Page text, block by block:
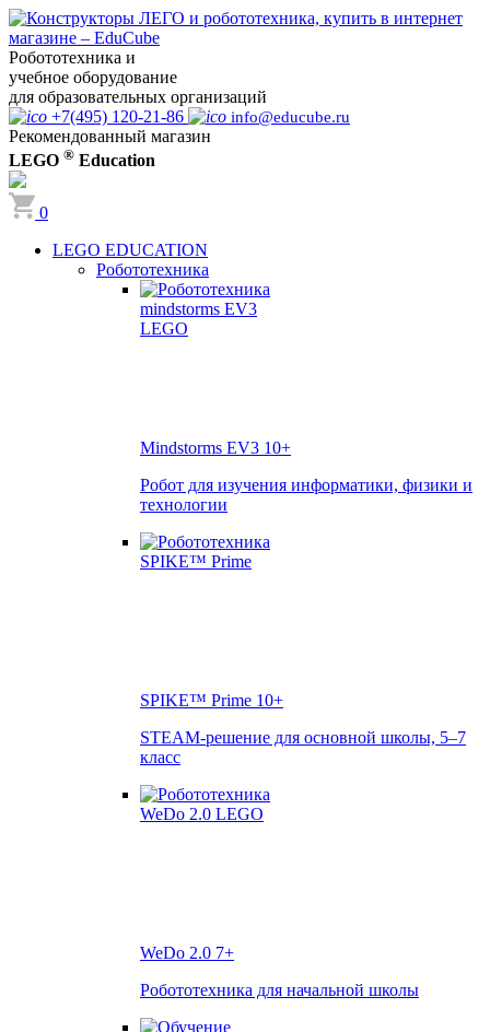
Робототехника и
учебное оборудование
для образовательных организаций
+7(495) 120-21-86
info@educube.ru
Рекомендованный магазин
LEGO ® Education
0
LEGO EDUCATION
Робототехника
Mindstorms EV3 10+
Робот для изучения информатики, физики и
технологии
SPIKE™ Prime 10+
STEAM-решение для основной школы, 5–7
класс
WeDo 2.0 7+
Робототехника для начальной школы